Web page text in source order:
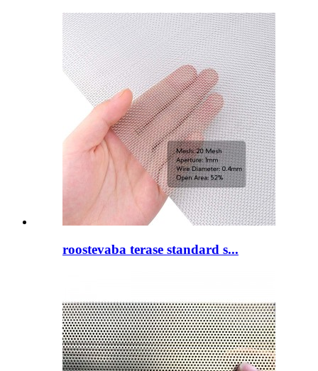
roostevaba terase standard s...